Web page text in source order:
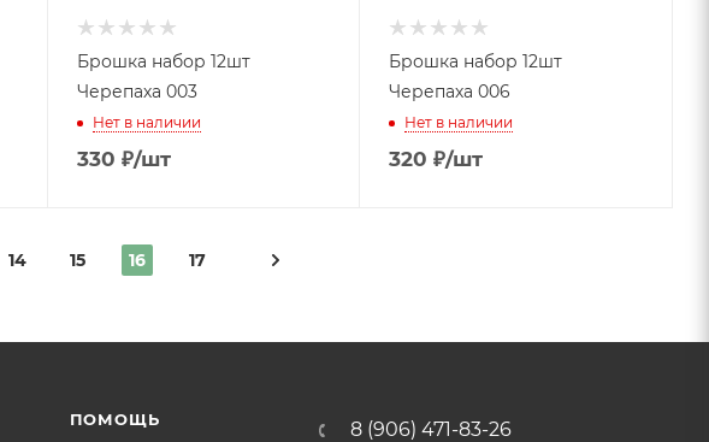
Брошка набор 12шт
Черепаха 003
Нет в наличии
330 ₽/шт
Брошка набор 12шт
Черепаха 006
Нет в наличии
320 ₽/шт
14 15 16 17
ПОМОЩЬ 8 (906) 471-83-26